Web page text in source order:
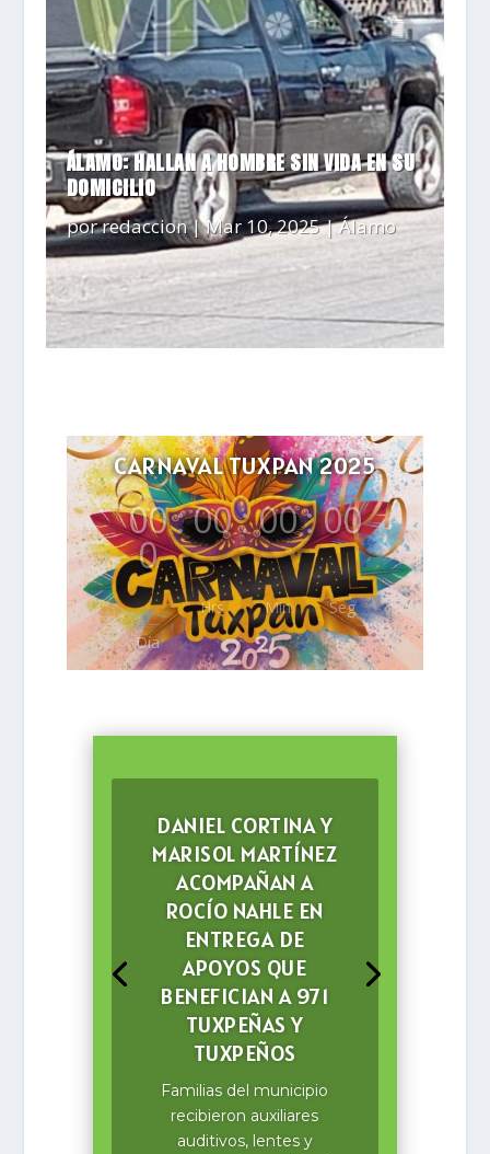
ÁLAMO: HALLAN A HOMBRE SIN VIDA EN SU
DOMICILIO
porredaccion|Mar 10, 2025|Álamo
CARNAVAL TUXPAN 2025
00
0
Día
:00
Hrs
:00
Min
:00
Seg
DANIEL CORTINA Y
MARISOL MARTÍNEZ
ACOMPAÑAN A
ROCÍO NAHLE EN
ENTREGA DE
APOYOS QUE
BENEFICIAN A 971
TUXPEÑAS Y
TUXPEÑOS
Familias del municipio
recibieron auxiliares
auditivos, lentes y